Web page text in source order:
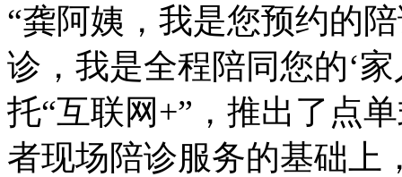
“龚阿姨，我是您预约的
诊，我是全程陪同您的‘
托“互联网+”，推出了点
者现场陪诊服务的基础上